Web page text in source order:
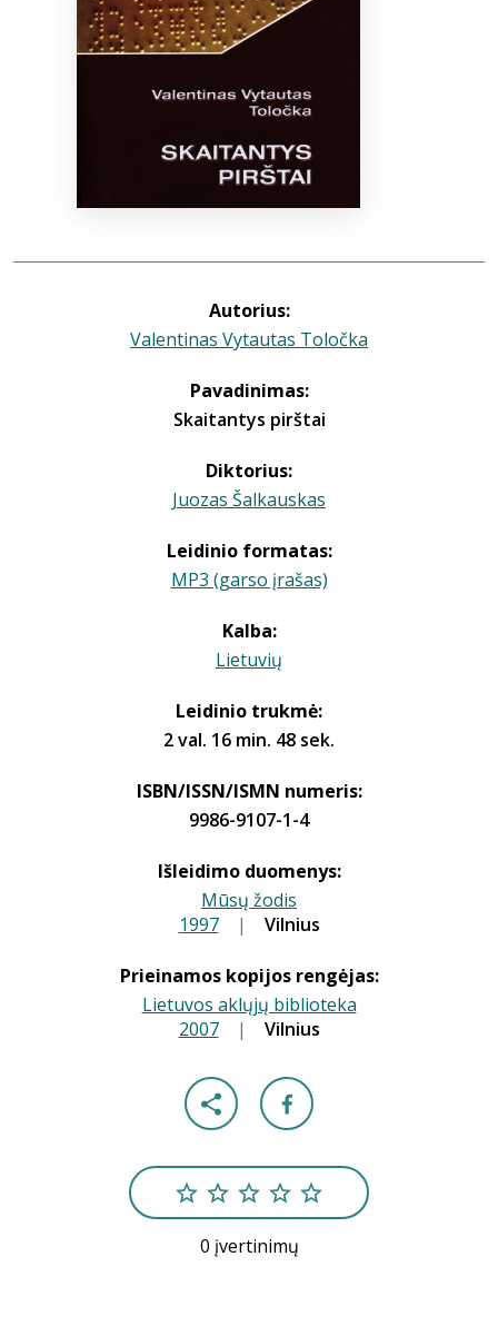
Autorius:
Valentinas Vytautas Toločka
Pavadinimas:
Skaitantys pirštai
Diktorius:
Juozas Šalkauskas
Leidinio formatas:
MP3 (garso įrašas)
Kalba:
Lietuvių
Leidinio trukmė:
2 val. 16 min. 48 sek.
ISBN/ISSN/ISMN numeris:
9986-9107-1-4
Išleidimo duomenys:
Mūsų žodis
1997 | Vilnius
Prieinamos kopijos rengėjas:
Lietuvos aklųjų biblioteka
2007 | Vilnius
0 įvertinimų